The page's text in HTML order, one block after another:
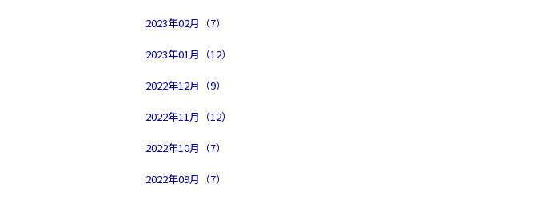
2023年02月（7）
2023年01月（12）
2022年12月（9）
2022年11月（12）
2022年10月（7）
2022年09月（7）